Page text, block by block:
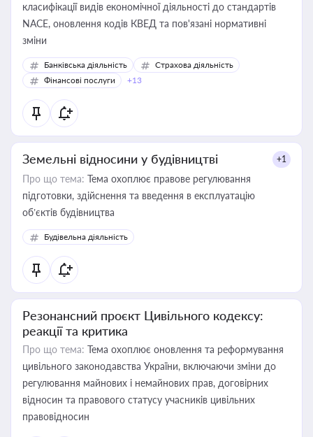
класифікації видів економічної діяльності до стандартів
NACE, оновлення кодів КВЕД та пов'язані нормативні
зміни
Банківська діяльність
Страхова діяльність
Фінансові послуги
+13
Земельні відносини у будівництві +1
Про що тема: Тема охоплює правове регулювання
підготовки, здійснення та введення в експлуатацію
об’єктів будівництва
Будівельна діяльність
Резонансний проєкт Цивільного кодексу:
реакції та критика
Про що тема: Тема охоплює оновлення та реформування
цивільного законодавства України, включаючи зміни до
регулювання майнових і немайнових прав, договірних
відносин та правового статусу учасників цивільних
правовідносин